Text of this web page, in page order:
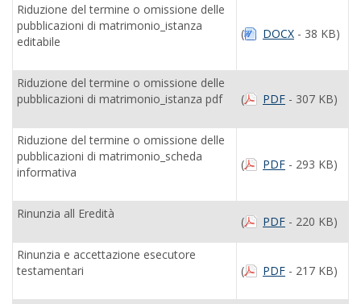
Riduzione del termine o omissione delle
pubblicazioni di matrimonio_istanza
editabile
( DOCX - 38 KB)
Riduzione del termine o omissione delle
pubblicazioni di matrimonio_istanza pdf
( PDF - 307 KB)
Riduzione del termine o omissione delle
pubblicazioni di matrimonio_scheda
informativa
( PDF - 293 KB)
Rinunzia all Eredità
( PDF - 220 KB)
Rinunzia e accettazione esecutore
testamentari
( PDF - 217 KB)